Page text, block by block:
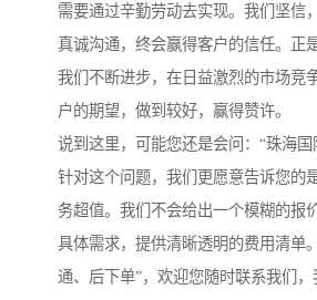
需要通过辛勤劳动去实现。我们坚信
真诚沟通，终会赢得客户的信任。正
我们不断进步，在日益激烈的市场竞
户的期望，做到较好，赢得赞许。
说到这里，可能您还是会问：“珠海
针对这个问题，我们更愿意告诉您的
务超值。我们不会给出一个模糊的报
具体需求，提供清晰透明的费用清单
通、后下单”，欢迎您随时联系我们